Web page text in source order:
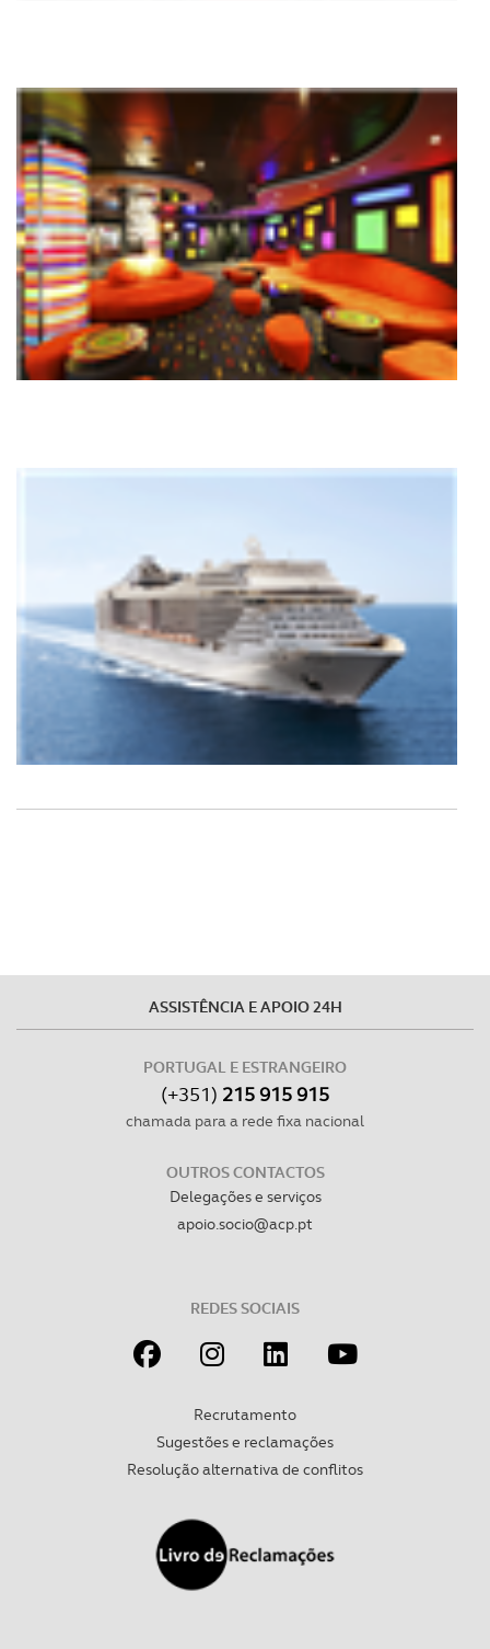
ASSISTÊNCIA E APOIO 24H
PORTUGAL E ESTRANGEIRO
(+351) 215 915 915
chamada para a rede fixa nacional
OUTROS CONTACTOS
Delegações e serviços
apoio.socio@acp.pt
REDES SOCIAIS
Recrutamento
Sugestões e reclamações
Resolução alternativa de conflitos